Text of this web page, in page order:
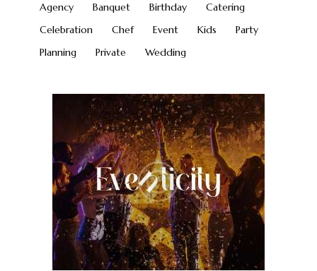
Agency Banquet Birthday
Catering
Celebration
Chef Event Kids
Party
Planning
Private Wedding